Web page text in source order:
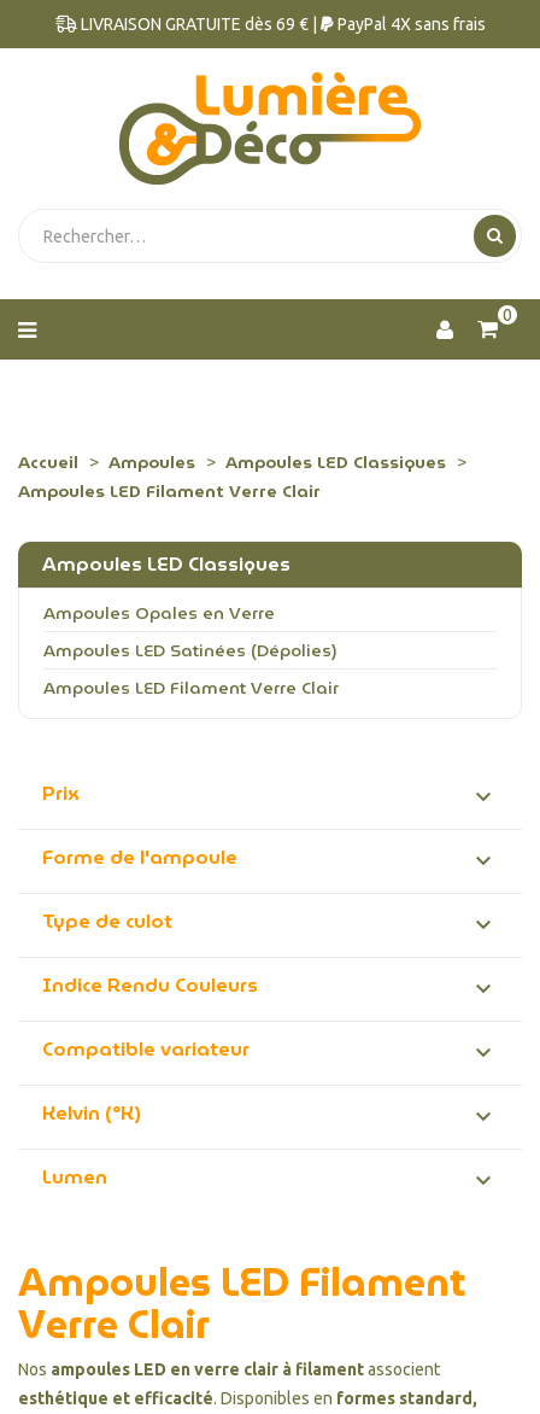
LIVRAISON GRATUITE dès 69 € | PayPal 4X sans frais
0
Accueil Ampoules
Ampoules LED Classiques
Ampoules LED Filament Verre Clair
Ampoules LED Classiques
Ampoules Opales en Verre
Ampoules LED Satinées (Dépolies)
Ampoules LED Filament Verre Clair
Prix 
Forme de l'ampoule 
Type de culot 
Indice Rendu Couleurs 
Compatible variateur 
Kelvin (°K) 
Lumen 
Ampoules LED Filament
Verre Clair
Nos ampoules LED en verre clair à filamentassocient
esthétique et efficacité. Disponibles en formes standard,